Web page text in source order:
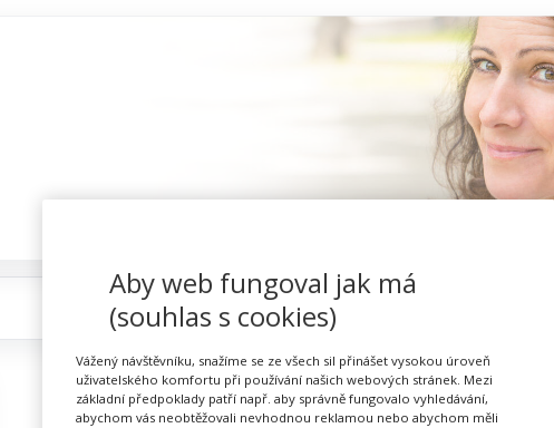
Aby web fungoval jak má
(souhlas s cookies)
Vážený návštěvníku, snažíme se ze všech sil přinášet vysokou úroveň
uživatelského komfortu při používání našich webových stránek. Mezi
základní předpoklady patří např. aby správně fungovalo vyhledávání,
abychom vás neobtěžovali nevhodnou reklamou nebo abychom měli